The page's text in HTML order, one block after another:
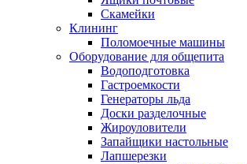
Скамейки
Клининг
Поломоечные машины
Оборудование для общепита
Водоподготовка
Гастроемкости
Генераторы льда
Доски разделочные
Жироуловители
Запайщики настольные
Лапшерезки